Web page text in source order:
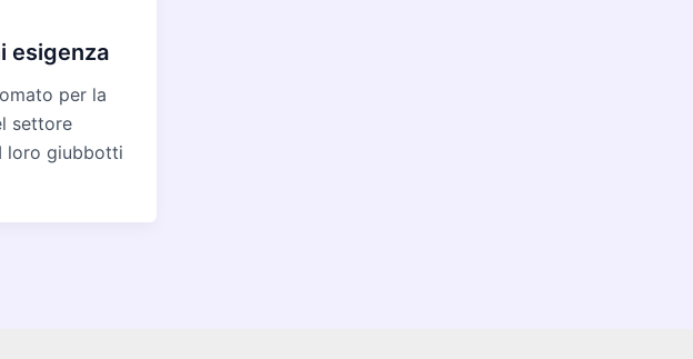
esigenza
per la
settore
loro giubbotti